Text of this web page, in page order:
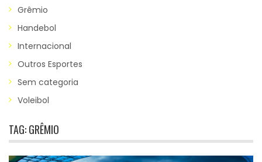
Grêmio
Handebol
Internacional
Outros Esportes
Sem categoria
Voleibol
TAG:GRÊMIO